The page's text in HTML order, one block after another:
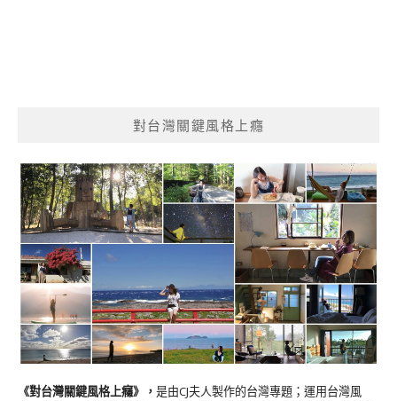
對台灣關鍵風格上癮
《對台灣關鍵風格上癮》 ， 是由CJ夫人製作的台灣專題；運用台灣風